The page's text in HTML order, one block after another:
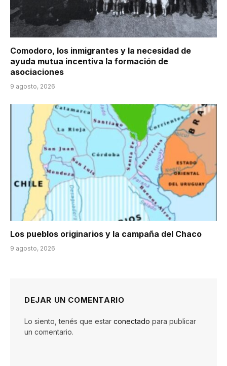
Comodoro, los inmigrantes y la necesidad de
ayuda mutua incentiva la formación de
asociaciones
9 agosto, 2026
Los pueblos originarios y la campaña del Chaco
9 agosto, 2026
DEJAR UN COMENTARIO
Lo siento, tenés que estar conectado para publicar
un comentario.